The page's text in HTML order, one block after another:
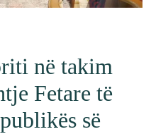
në takim
Fetare të
së